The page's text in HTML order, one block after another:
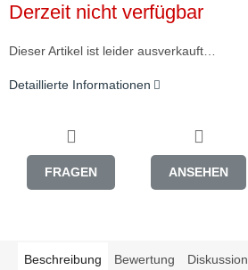
Derzeit nicht verfügbar
Dieser Artikel ist leider ausverkauft…
Detaillierte Informationen
FRAGEN ANSEHEN
Beschreibung Bewertung Diskussion